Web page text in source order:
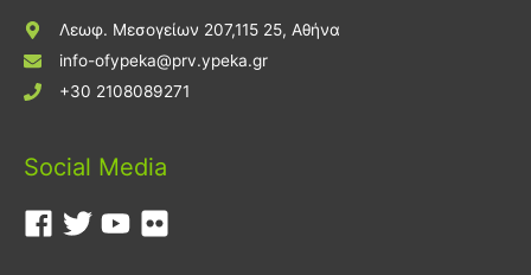
Λεωφ. Μεσογείων 207,115 25, Αθήνα
info-ofypeka@prv.ypeka.gr
+30 2108089271
Social Media